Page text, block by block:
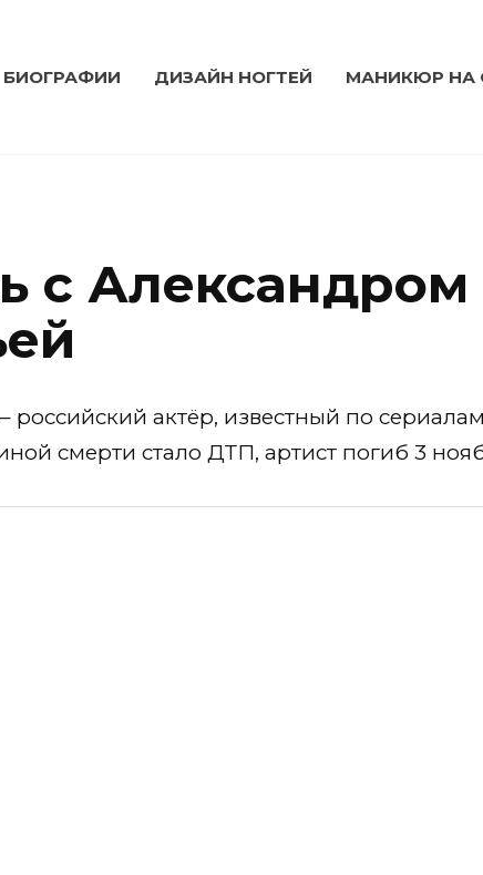
БИОГРАФИИ ДИЗАЙН НОГТЕЙ МАНИКЮР НА
с
актёр, известный по
смерти стало ДТП, артист погиб 3